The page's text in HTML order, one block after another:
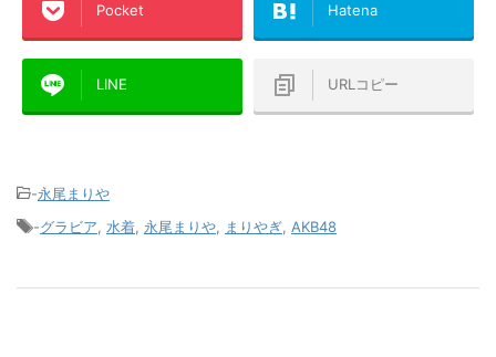
Pocket Hatena
LINE URLコピー
-永尾まりや
-グラビア, 水着, 永尾まりや, まりやぎ, AKB48